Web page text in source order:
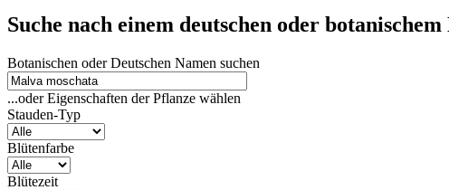
Suche nach einem deutschen oder botanischem
Botanischen oder Deutschen Namen suchen
...oder Eigenschaften der Pflanze wählen
Stauden-Typ
Blütenfarbe
Blütezeit